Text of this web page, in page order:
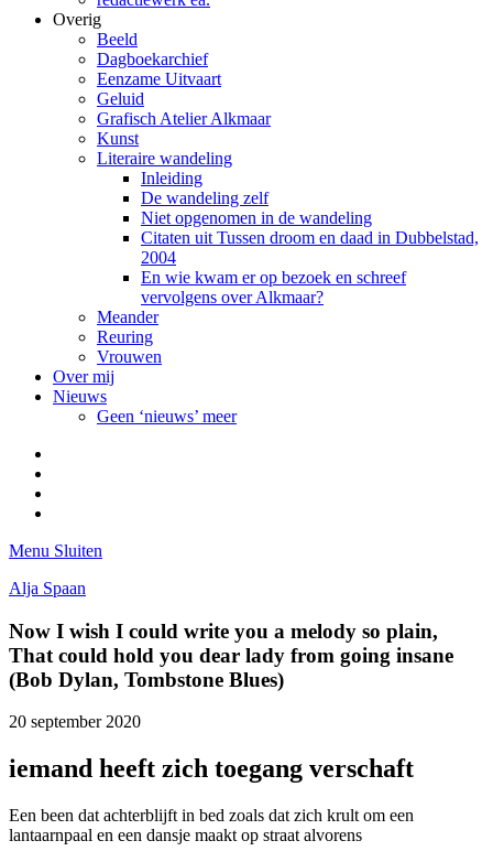
Overig
Beeld
Dagboekarchief
Eenzame Uitvaart
Geluid
Grafisch Atelier Alkmaar
Kunst
Literaire wandeling
Inleiding
De wandeling zelf
Niet opgenomen in de wandeling
Citaten uit Tussen droom en daad in Dubbelstad,
2004
En wie kwam er op bezoek en schreef
vervolgens over Alkmaar?
Meander
Reuring
Vrouwen
Over mij
Nieuws
Geen ‘nieuws’ meer
Menu Sluiten
Alja Spaan
Now I wish I could write you a melody so plain,
That could hold you dear lady from going insane
(Bob Dylan, Tombstone Blues)
20 september 2020
iemand heeft zich toegang verschaft
Een been dat achterblijft in bed zoals dat zich krult om een
lantaarnpaal en een dansje maakt op straat alvorens